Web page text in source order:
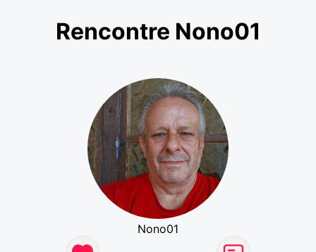
Rencontre Nono01
Nono01